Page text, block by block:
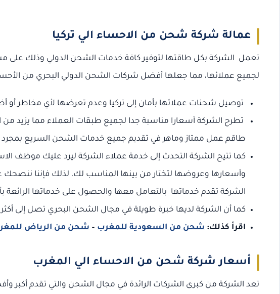
عمالة شركة شحن من الاحساء الي تركيا
تعمل الشركة بكل طاقتها لتوفير كافة خدمات الشحن الدولي وذلك على
لجميع عملائها، مما جعلها أفضل شركات الشحن الدولي البحري من
توصيل شحنات عملائها بأمان إلى تركيا وعدم تعرضها لأي مخاطر أو
تطرح الشركة أسعارا مناسبة جدا لجميع طبقات العملاء مما يزيد
طاقم عمل ممتاز وماهر في تقديم جميع خدمات الشحن السريع
كما تتيح الشركة التحدث إلى خدمة عملاء الشركة ليرد عليك موظف
وأسعارها وعروضها لتختار من بينها المناسب لك، لذلك فإننا ننصحك
الشركة تقدم خدماتها بالتعامل معها والحصول على خدماتها الرائعة
كما أن الشركة لديها خبرة طويلة في مجال الشحن البحري تصل إلى أكثر من 20 عاما من الثقة
اقرأ كذلك:شحن من السعودية للمغرب–شحن من الرياض
أسعار شركة شحن من الاحساء الي المغرب
تعد الشركة من كبرى الشركات الرائدة في مجال الشحن والتي تقدم